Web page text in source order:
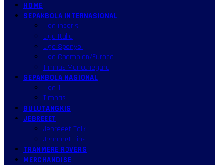
HOME
SEPAKBOLA INTERNASIONAL
Liga Inggris
Liga Italia
Liga Spanyol
Liga Champion/Europa
Timnas Mancanegara
SEPAKBOLA NASIONAL
Liga 1
Timnas
BULUTANGKIS
JEBREEET
Jebreeet Talk
Jebreeet Tips
TRANMERE ROVERS
MERCHANDISE